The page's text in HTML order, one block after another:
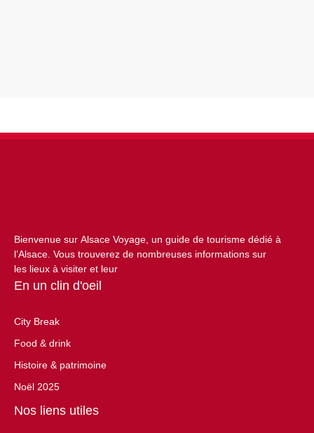
Bienvenue sur Alsace Voyage, un guide de tourisme dédié à
l’Alsace. Vous trouverez de nombreuses informations sur
les lieux à visiter et leur
En un clin d'oeil
City Break
Food & drink
Histoire & patrimoine
Noël 2025
Nos liens utiles